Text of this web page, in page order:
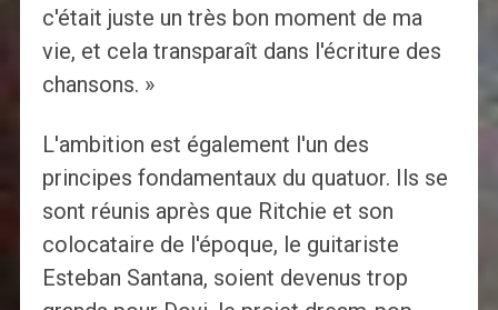
c'était juste un très bon moment de ma
vie, et cela transparaît dans l'écriture des
chansons. »
L'ambition est également l'un des
principes fondamentaux du quatuor. Ils se
sont réunis après que Ritchie et son
colocataire de l'époque, le guitariste
Esteban Santana, soient devenus trop